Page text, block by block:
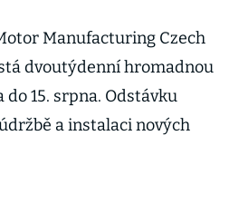
Manufacturing Czech
dvoutýdenní hromadnou
15. srpna. Odstávku
a instalaci nových